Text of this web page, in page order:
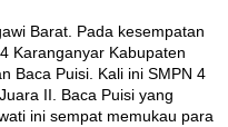
Barat. Pada kesempatan
Karanganyar Kabupaten
Baca Puisi. Kali ini SMPN 4
II. Baca Puisi yang
ini sempat memukau para